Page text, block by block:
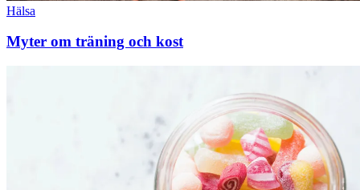
Hälsa
Myter om träning och kost